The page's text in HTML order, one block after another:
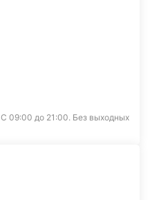
С 09:00 до 21:00. Без выходных